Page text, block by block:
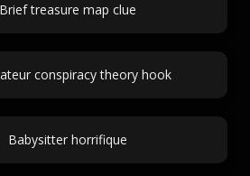
Brief treasure map clue
conspiracy theory hook
Babysitter horrifique